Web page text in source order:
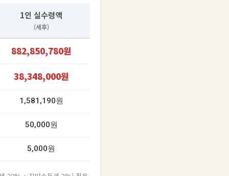
1인 실수령액
(세후)
882,850,780원
38,348,000원
1,581,190원
50,000원
5,000원